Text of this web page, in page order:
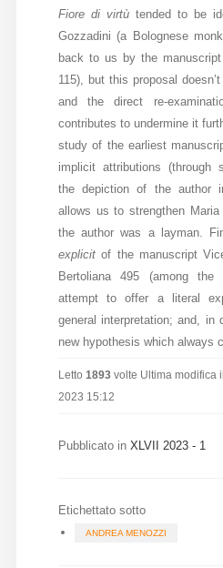
Fiore di virtùtended to be
Gozzadini (a Bolognese
back to us by the manuscript
115), but this proposal
and the direct re-
contributes to undermine it
study of the earliest
implicit attributions (through
the depiction of the author
allows us to strengthen Maria
the author was a layman.
explicitof the manuscript
Bertoliana 495 (among
attempt to offer a literal
general interpretation; and, in
new hypothesis which always
Letto 1893volte Ultima modifica
2023 15:12
Pubblicato in XLVII 2023 - 1
Etichettato sotto
ANDREA MENOZZI